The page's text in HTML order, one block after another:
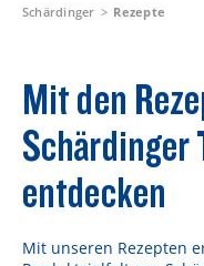
Schärdinger Rezepte
Mit den
Schärdinger
entdecken
Mit unseren Rezepten